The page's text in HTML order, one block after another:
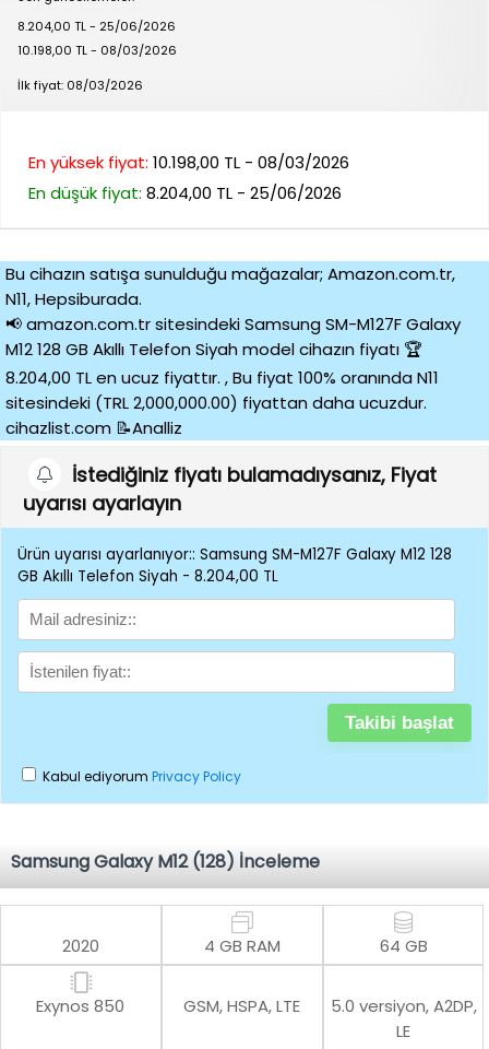
8.204,00 TL - 25/06/2026
10.198,00 TL - 08/03/2026
İlk fiyat: 08/03/2026
En yüksek fiyat: 10.198,00 TL - 08/03/2026
En düşük fiyat: 8.204,00 TL - 25/06/2026
Bu cihazın satışa sunulduğu mağazalar; Amazon.com.tr,
N11, Hepsiburada.
📢 amazon.com.tr sitesindeki Samsung SM-M127F Galaxy
M12 128 GB Akıllı Telefon Siyah model cihazın fiyatı 🏆
8.204,00 TL en ucuz fiyattır. , Bu fiyat 100% oranında N11
sitesindeki (TRL 2,000,000.00) fiyattan daha ucuzdur.
cihazlist.com 📝Analliz
İstediğiniz fiyatı bulamadıysanız, Fiyat
uyarısı ayarlayın
Ürün uyarısı ayarlanıyor:: Samsung SM-M127F Galaxy M12 128
GB Akıllı Telefon Siyah - 8.204,00 TL
Kabul ediyorum Privacy Policy
Samsung Galaxy M12 (128) İnceleme
2020 4 GB RAM 64 GB
Exynos 850 GSM, HSPA, LTE
5.0 versiyon, A2DP,
LE